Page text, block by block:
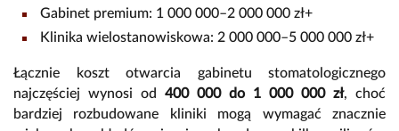
Gabinet premium: 1 000 000–2 000 000 zł+
Klinika wielostanowiskowa: 2 000 000–5 000 000 zł+
Łącznie koszt otwarcia gabinetu stomatologicznego
najczęściej wynosi od 400 000 do 1 000 000 zł, choć
bardziej rozbudowane kliniki mogą wymagać znacznie